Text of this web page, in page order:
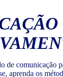
de comunicação
aprenda os